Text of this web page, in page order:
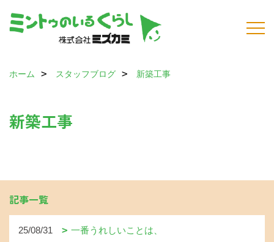
ホーム スタッフブログ 新築工事
新築工事
記事一覧
25/08/31 一番うれしいことは、